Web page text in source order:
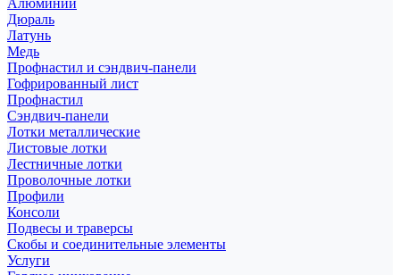
Алюминий
Дюраль
Латунь
Медь
Профнастил и сэндвич-панели
Гофрированный лист
Профнастил
Сэндвич-панели
Лотки металлические
Листовые лотки
Лестничные лотки
Проволочные лотки
Профили
Консоли
Подвесы и траверсы
Скобы и соединительные элементы
Услуги